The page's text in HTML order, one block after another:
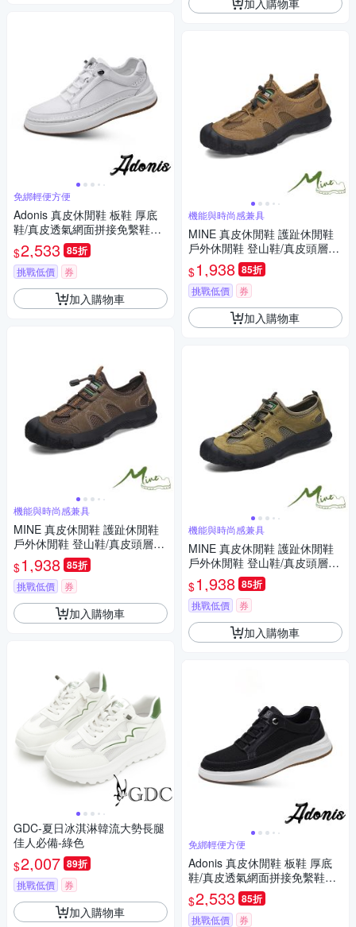
免綁輕便方便
Adonis 真皮休閒鞋 板鞋 厚底
鞋/真皮透氣網面拼接免繫鞋帶
設計厚底休閒鞋 板鞋 白
$2,533 85折
挑戰低價 券
加入購物車
機能與時尚感兼具
MINE 真皮休閒鞋 護趾休閒鞋
戶外休閒鞋 登山鞋/真皮頭層牛
皮網布拼接護趾機能戶外登山
休閒鞋 咖
$1,938 85折
挑戰低價 券
加入購物車
GDC-夏日冰淇淋韓流大勢長腿
佳人必備-綠色
$2,007 89折
挑戰低價 券
加入購物車
機能與時尚感兼具
MINE 真皮休閒鞋 護趾休閒鞋
戶外休閒鞋 登山鞋/真皮頭層牛
皮網布拼接護趾機能戶外登山
休閒鞋 棕
$1,938 85折
挑戰低價 券
加入購物車
機能與時尚感兼具
MINE 真皮休閒鞋 護趾休閒鞋
戶外休閒鞋 登山鞋/真皮頭層牛
皮網布拼接護趾機能戶外登山
休閒鞋 卡其
$1,938 85折
挑戰低價 券
加入購物車
免綁輕便方便
Adonis 真皮休閒鞋 板鞋 厚底
鞋/真皮透氣網面拼接免繫鞋帶
設計厚底休閒鞋 板鞋 黑
$2,533 85折
挑戰低價 券